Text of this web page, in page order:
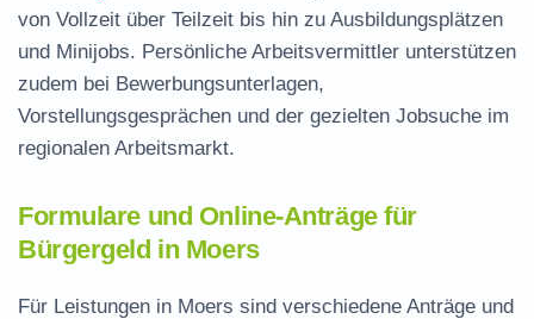
von Vollzeit über Teilzeit bis hin zu Ausbildungsplätzen
und Minijobs. Persönliche Arbeitsvermittler unterstützen
zudem bei Bewerbungsunterlagen,
Vorstellungsgesprächen und der gezielten Jobsuche im
regionalen Arbeitsmarkt.
Formulare und Online-Anträge für
Bürgergeld in Moers
Für Leistungen in Moers sind verschiedene Anträge und